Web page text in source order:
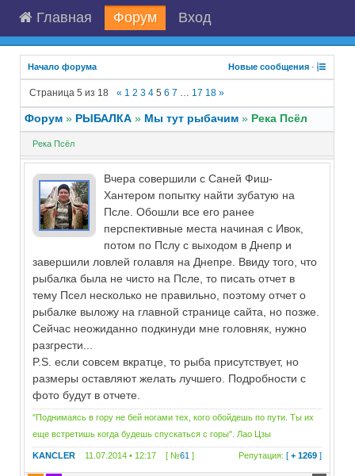
Главная Форум Вход
Начало форума Новые сообщения ·
Страница5 из 18 « 1 2 3 4 5 6 7 … 17 18 »
Форум » РЫБАЛКА » Мы тут рыбачим » Река Псёл
Река Псёл
Вчера совершили с Саней Фиш-
Хантером попытку найти зубатую на
Псле. Обошли все его ранее
перспективные места начиная с Ивок,
потом по Пслу с выходом в Днепр и
завершили ловлей голавля на Днепре. Ввиду того, что
рыбалка была не чисто на Псле, то писать отчет в
тему Псел несколько не правильно, поэтому отчет о
рыбалке выложу на главной странице сайта, но позже.
Сейчас неожиданно подкинуди мне головняк, нужно
разгрести...
P.S. если совсем вкратце, то рыба присутствует, но
размеры оставляют желать лучшего. Подробности с
фото будут в отчете.
"Поднимаясь в гору не бей ногами тех, кого обойдешь по пути. Ты их
еще встретишь когда будешь спускаться с горы". Лао Цзы
KANCLER 11.07.2014 • 12:17 [ №61 ] Репутация: [+ 1269 ]